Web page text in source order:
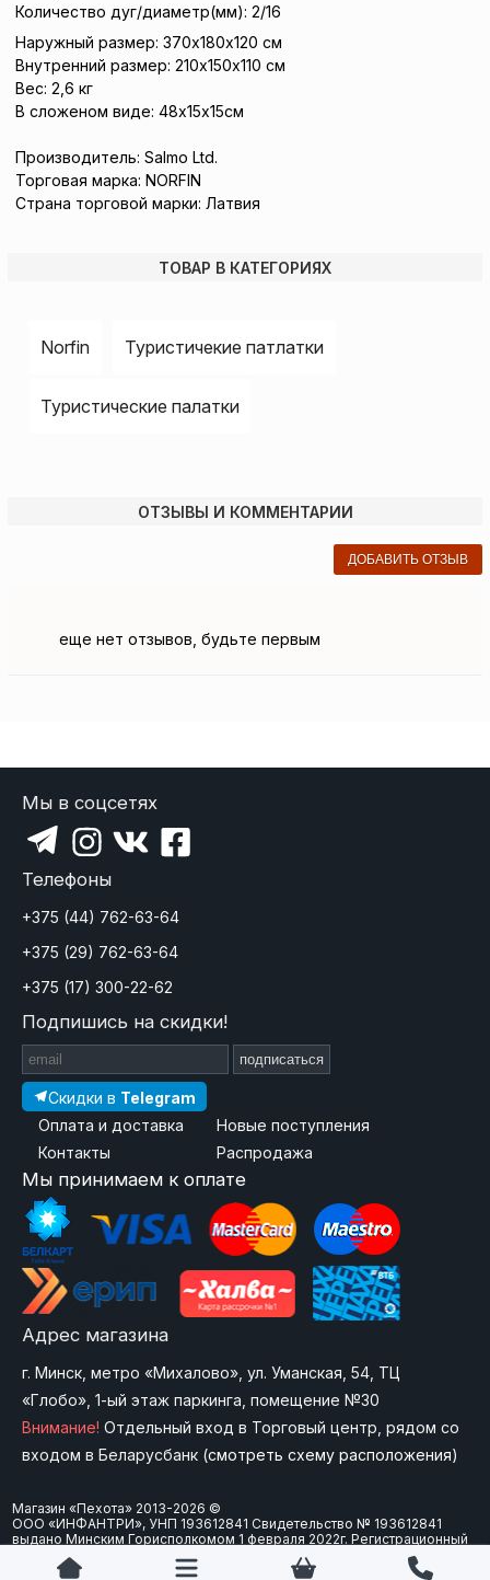
Количество дуг/диаметр(мм): 2/16
Наружный размер: 370x180x120 см
Внутренний размер: 210х150х110 см
Вес: 2,6 кг
В сложеном виде: 48х15х15см
Производитель: Salmo Ltd.
Торговая марка: NORFIN
Страна торговой марки: Латвия
ТОВАР В КАТЕГОРИЯХ
Norfin Туристичекие патлатки
Туристические палатки
ОТЗЫВЫ И КОММЕНТАРИИ
ДОБАВИТЬ ОТЗЫВ
еще нет отзывов, будьте первым
Мы в соцсетях
Телефоны
+375 (44) 762-63-64
+375 (29) 762-63-64
+375 (17) 300-22-62
Подпишись на скидки!
подписаться
Скидки в Telegram
Оплата и доставка
Контакты
Новые поступления
Распродажа
Мы принимаем к оплате
Адрес магазина
г. Минск, метро «Михалово», ул. Уманская, 54, ТЦ
«Глобо», 1-ый этаж паркинга, помещение №30
Внимание! Отдельный вход в Торговый центр, рядом со
входом в Беларусбанк (смотреть схему расположения)
Магазин «Пехота» 2013-2026 ©
ООО «ИНФАНТРИ», УНП 193612841 Свидетельство № 193612841
выдано Минским Горисполкомом 1 февраля 2022г. Регистрационный
номер в Торговом реестре Республики Беларусь: 573747 от 15
февраля 2024 г. Юр. адрес: 220092 г.Минск, ул. Болеслава Берута, д.